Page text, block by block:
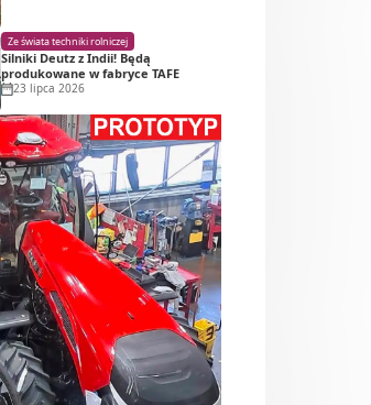
Ze świata techniki rolniczej
Silniki Deutz z Indii! Będą
produkowane w fabryce TAFE
23 lipca 2026